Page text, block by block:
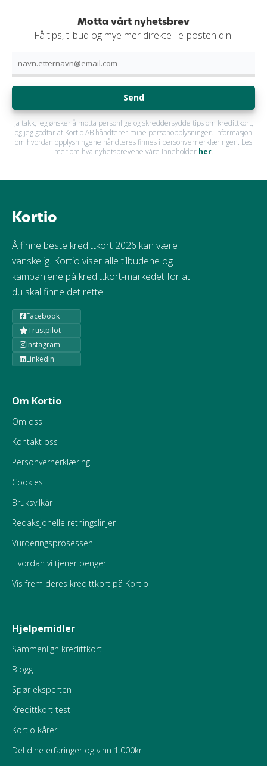
Motta vårt nyhetsbrev
Få tips, tilbud og mye mer direkte i e-posten din.
Send
Ja takk, jeg ønsker å motta personlige og skreddersydde tips om kredittkort,
og jeg godtar at Kortio AB håndterer mine personopplysninger. Informasjon
om hvordan opplysningene håndteres finnes i personvernerklæringen. Les
mer om hva nyhetsbrevene våre inneholder her.
Kortio
Å finne beste kredittkort 2026 kan være
vanskelig. Kortio viser alle tilbudene og
kampanjene på kredittkort-markedet for at
du skal finne det rette.
Facebook
Trustpilot
Instagram
Linkedin
Om Kortio
Om oss
Kontakt oss
Personvernerklæring
Cookies
Bruksvilkår
Redaksjonelle retningslinjer
Vurderingsprosessen
Hvordan vi tjener penger
Vis frem deres kredittkort på Kortio
Hjelpemidler
Sammenlign kredittkort
Blogg
Spør eksperten
Kredittkort test
Kortio kårer
Del dine erfaringer og vinn 1.000kr